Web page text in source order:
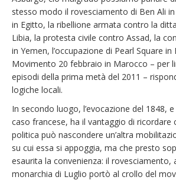
stesso modo il rovesciamento di Ben Ali
in Egitto, la ribellione armata contro la
Libia, la protesta civile contro Assad, la
in Yemen, l’occupazione di Pearl Square in
Movimento 20 febbraio in Marocco – per
episodi della prima metà del 2011 –
logiche locali.
In secondo luogo, l’evocazione del 1848,
caso francese, ha il vantaggio di ricordare
politica può nascondere un’altra
su cui essa si appoggia, ma che presto
esaurita la convenienza: il rovesciamento,
monarchia di Luglio portò al crollo del